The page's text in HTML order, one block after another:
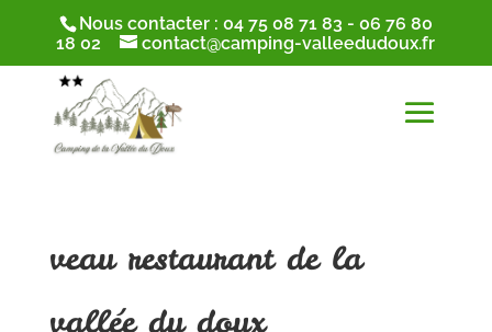
Nous contacter : 04 75 08 71 83 - 06 76 80
18 02
contact@camping-valleedudoux.fr
veau restaurant de la
vallée du doux